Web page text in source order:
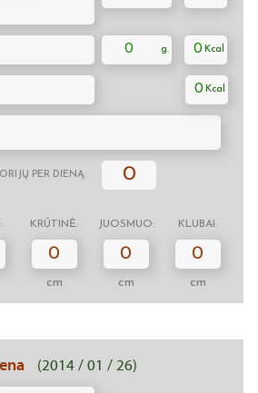
0 0
0
PER DIENĄ: 0
KRŪTINĖ: JUOSMUO: KLUBAI:
0
cm
0
cm
0
cm
(2014 / 01 / 26)